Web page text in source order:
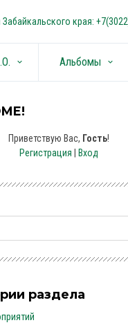
края:
keyboard_arrow_down Альбомы keyboard_arrow_down
Приветствую Вас, Гость!
Регистрация
Вход
раздела